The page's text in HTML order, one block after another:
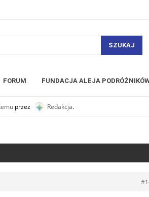
SZUKAJ
FORUM FUNDACJA ALEJA
przez Redakcja.